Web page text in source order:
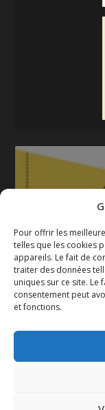
Pour offrir les
telles que les cookies
appareils. Le fait de
traiter des données
uniques sur ce site.
consentement peut
et fonctions.